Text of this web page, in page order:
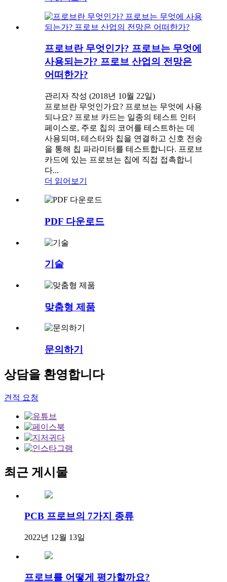
프로브란 무엇인가? 프로브는 무엇에
사용되는가? 프로브 산업의 전망은
어떠한가?
관리자 작성 (2018년 10월 22일)
프로브란 무엇인가요? 프로브는 무엇에 사용
되나요? 프로브 카드는 일종의 테스트 인터
페이스로, 주로 칩의 코어를 테스트하는 데
사용되며, 테스터와 칩을 연결하고 신호 전송
을 통해 칩 파라미터를 테스트합니다. 프로브
카드에 있는 프로브는 칩에 직접 접촉합니
다...
더 읽어보기
PDF 다운로드
기술
맞춤형 제품
문의하기
상담을 환영합니다
견적 요청
최근 게시물
PCB 프로브의 7가지 종류
2022년 12월 13일
프로브를 어떻게 평가할까요?